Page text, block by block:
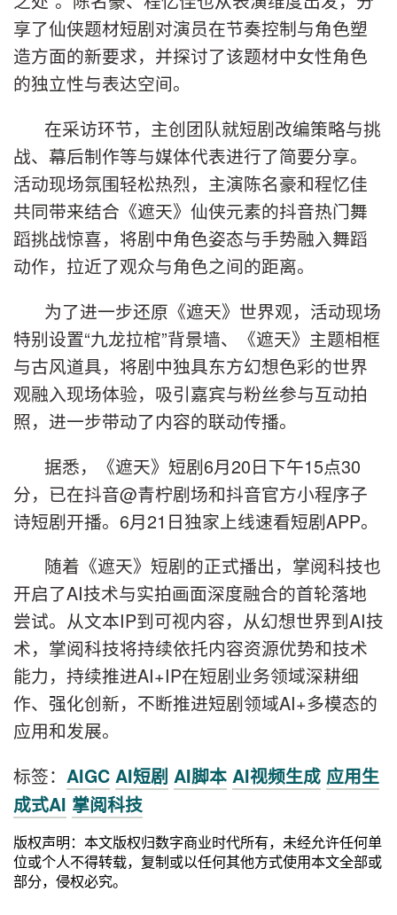
享了仙侠题材短剧对演员在节奏控制与角色塑
造方面的新要求，并探讨了该题材中女性角色
的独立性与表达空间。
在采访环节，主创团队就短剧改编策略与挑
战、幕后制作等与媒体代表进行了简要分享。
活动现场氛围轻松热烈，主演陈名豪和程忆佳
共同带来结合《遮天》仙侠元素的抖音热门舞
蹈挑战惊喜，将剧中角色姿态与手势融入舞蹈
动作，拉近了观众与角色之间的距离。
为了进一步还原《遮天》世界观，活动现场
特别设置“九龙拉棺”背景墙、《遮天》主题相框
与古风道具，将剧中独具东方幻想色彩的世界
观融入现场体验，吸引嘉宾与粉丝参与互动拍
照，进一步带动了内容的联动传播。
据悉，《遮天》短剧6月20日下午15点30
分，已在抖音@青柠剧场和抖音官方小程序子
诗短剧开播。6月21日独家上线速看短剧APP。
随着《遮天》短剧的正式播出，掌阅科技也
开启了AI技术与实拍画面深度融合的首轮落地
尝试。从文本IP到可视内容，从幻想世界到AI技
术，掌阅科技将持续依托内容资源优势和技术
能力，持续推进AI+IP在短剧业务领域深耕细
作、强化创新，不断推进短剧领域AI+多模态的
应用和发展。
标签： AIGC AI短剧 AI脚本 AI视频生成 应用生
成式AI 掌阅科技
版权声明：本文版权归数字商业时代所有，未经允许任何单
位或个人不得转载，复制或以任何其他方式使用本文全部或
部分，侵权必究。